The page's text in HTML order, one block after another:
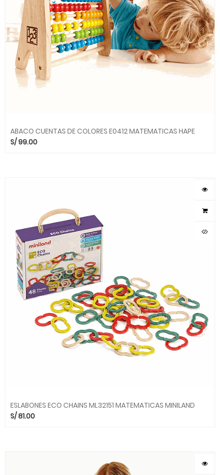
ABACO CUENTAS DE COLORES E0412 MATEMATICAS HAPE
S/99.00
ESLABONES ECO CHAINS ML32151 MATEMATICAS MINILAND
S/81.00